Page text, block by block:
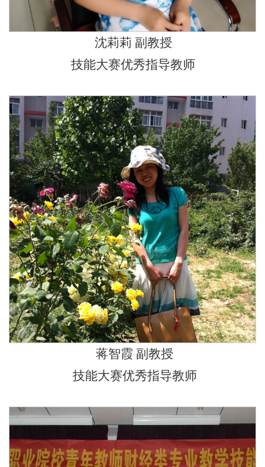
沈莉莉 副教授
技能大赛优秀指导教师
蒋智霞 副教授
技能大赛优秀指导教师